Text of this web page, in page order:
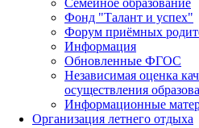
Фонд "Талант и успех"
Форум приёмных
Информация
Обновленные ФГОС
Независимая оценка
осуществления
Информационные
Организация летнего отдыха